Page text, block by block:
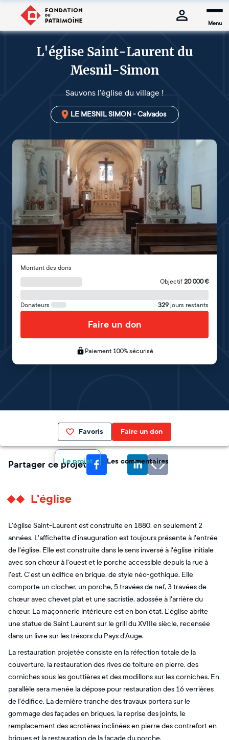
Menu
L'église Saint-Laurent du
Mesnil-Simon
Sauvons l'église du village !
LE MESNIL SIMON - Calvados
Montant des dons
Objectif 20 000€
Donateurs 329 jours restants
Faire un don
Paiement 100% sécurisé
Favoris Faire un don
Le projet Les commentaires
Partager ce projet
L'église
L'église Saint-Laurent est construite en 1880, en seulement 2
années. L'affichette d'inauguration est toujours présente à l'entrée
de l'église. Elle est construite dans le sens inversé à l'église initiale
avec son chœur à l'ouest et le porche accessible depuis la rue à
l'est. C'est un édifice en brique, de style néo-gothique. Elle
comporte un clocher, un porche, 5 travées de nef, 3 travées de
chœur avec chevet plat et une sacristie, adossée à l'arrière du
chœur. La maçonnerie intérieure est en bon état. L'église abrite
une statue de Saint Laurent sur le grill du XVIIIe siècle, recensée
dans un livre sur les trésors du Pays d'Auge.
La restauration projetée consiste en la réfection totale de la
couverture, la restauration des rives de toiture en pierre, des
corniches sous les gouttières et des modillons sur les corniches. En
parallèle sera menée la dépose pour restauration des 16 verrières
de l'édifice. La dernière tranche des travaux portera sur le
gommage des façades en briques, la reprise des joints, le
remplacement des acrotères inclinées en pierre des contrefort en